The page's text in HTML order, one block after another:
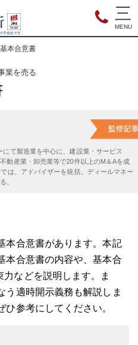
子会社です。
本合意書
業を売る
て製造業を中心に、建設業・サービス
動産業・卸売業等で20件以上のM＆Aを成
は、アドバイザーを統括。ディールマネー
。
本合意書があります。本記
本合意書の内容や、基本合
などを説明します。ま
う適時開示義務も解説しま
参考にしてください。